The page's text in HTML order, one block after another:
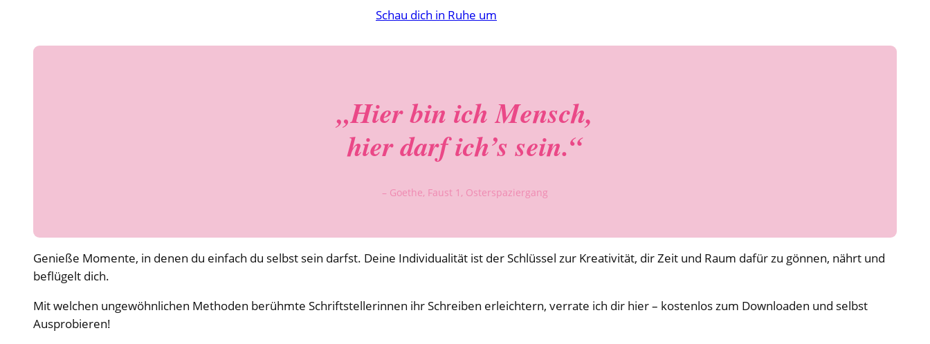
Schau dich in Ruhe um
„Hier bin ich Mensch,
hier darf ich’s sein.“
– Goethe, Faust 1, Osterspaziergang
Genieße Momente, in denen du einfach du selbst sein darfst. Deine Individualität ist der Schlüssel zur Kreativität, dir Zeit und Raum dafür zu gönnen, nährt und
beflügelt dich.
Mit welchen ungewöhnlichen Methoden berühmte Schriftstellerinnen ihr Schreiben erleichtern, verrate ich dir hier – kostenlos zum Downloaden und selbst
Ausprobieren!